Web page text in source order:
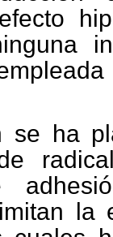
se ha
la